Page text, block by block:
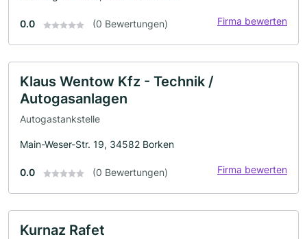
0.0 (0 Bewertungen) Firma bewerten
Klaus Wentow Kfz - Technik /
Autogasanlagen
Autogastankstelle
Main-Weser-Str. 19, 34582 Borken
0.0 (0 Bewertungen) Firma bewerten
Kurnaz Rafet